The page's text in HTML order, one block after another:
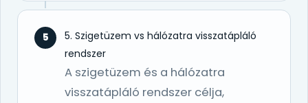
5
5. Szigetüzem vs hálózatra visszatápláló
rendszer
A szigetüzem és a hálózatra
visszatápláló rendszer célja,